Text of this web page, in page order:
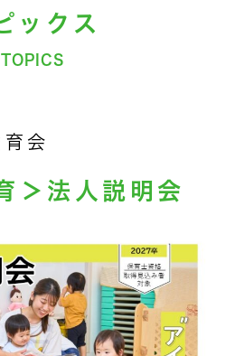
ックス
TOPICS
会
＞法人説明会